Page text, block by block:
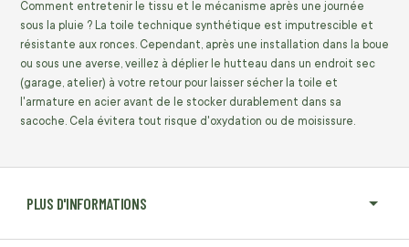
PLUS D'INFORMATIONS
Comment entretenir le tissu et le mécanisme après une journée
sous la pluie ? La toile technique synthétique est imputrescible et
résistante aux ronces. Cependant, après une installation dans la boue
ou sous une averse, veillez à déplier le hutteau dans un endroit sec
(garage, atelier) à votre retour pour laisser sécher la toile et
l'armature en acier avant de le stocker durablement dans sa
sacoche. Cela évitera tout risque d'oxydation ou de moisissure.